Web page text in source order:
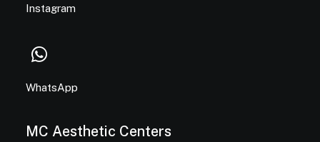
MC Aesthetic Centers
Instagram
WhatsApp